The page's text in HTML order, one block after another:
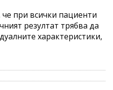
при всички пациенти
резултат трябва да
характеристики,